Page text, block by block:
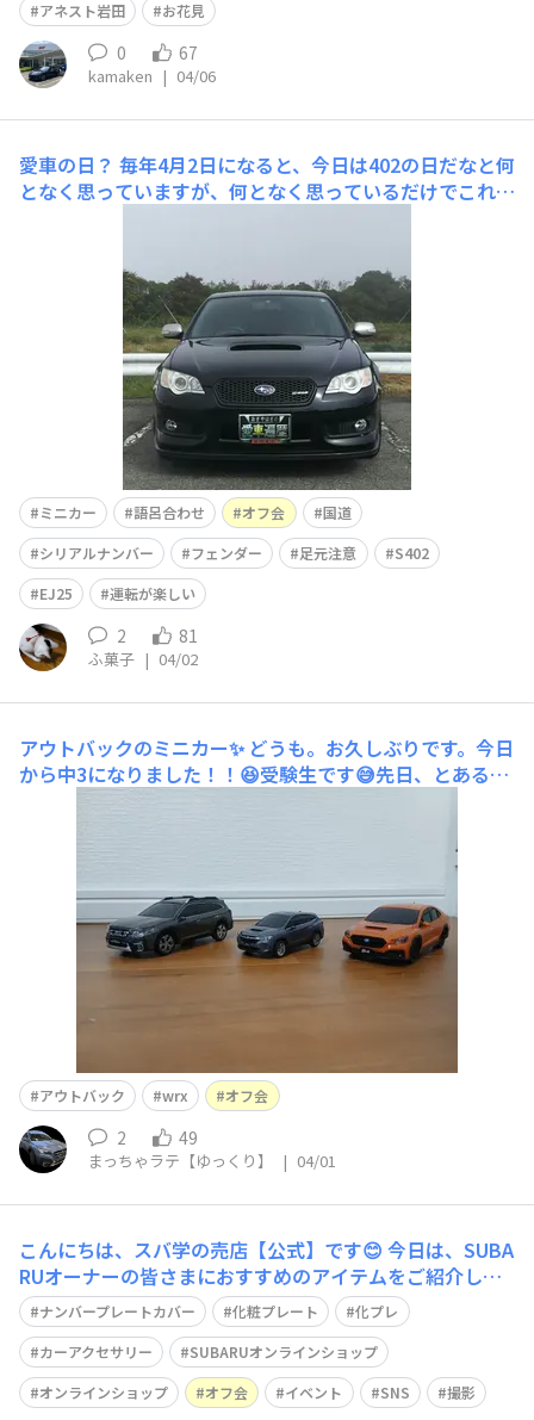
アネスト岩田 お花見
0 67
kamaken | 04/06
愛車の日？ 毎年4月2日になると、今日は402の日だなと何
となく思っていますが、何となく思っているだけでこれと
です。愛車について出来事など、あれこれ寄せ集めて書い
てみました。ミニカー。愛車と同じオブシディアン
ミニカー 語呂合わせ オフ会
国道
シリアルナンバー
フェンダー 足元注意
S402
EJ25
運転が楽しい
2 81
ふ菓子 | 04/02
アウトバックのミニカー✨ どうも。お久しぶりです。今日
から中3になりました！！😆受験生です😅先日、とある外
した✨アウトバックのミニカーとWRXのミニカー✨あっっ
っ！！WRXのミニカーはヘッドライトをブラックベゼル
風に塗って
アウトバック wrx オフ会
2 49
まっちゃラテ【ゆっくり】 | 04/01
こんにちは、スバ学の売店【公式】です😊 今日は、SUBA
RUオーナーの皆さまにおすすめのアイテムをご紹介しま
す！ 🚗✨お客様からの多くのご要望を受けて、大好評の
「SUBARU公式ナンバープレートカバー」に新デザイン7
種が追加され、全9種類のラインアップになりました！✨
🚗 定番の「SUBARUロ
ナンバープレートカバー 化粧プレート
化プレ
カーアクセサリー
SUBARUオンラインショップ
オンラインショップ
オフ会 イベント SNS 撮影